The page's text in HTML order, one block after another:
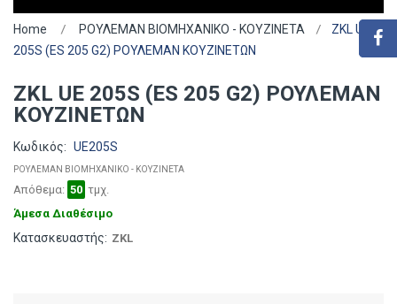
Home ΡΟΥΛΕΜΑΝ ΒΙΟΜΗΧΑΝΙΚΟ - ΚΟΥΖΙΝΕΤΑ
ZKL UE
205S (ES 205 G2) ΡΟΥΛΕΜΑΝ ΚΟΥΖΙΝΕΤΩΝ
ZKL UE 205S (ES 205 G2) ΡΟΥΛΕΜΑΝ
ΚΟΥΖΙΝΕΤΩΝ
Κωδικός: UE205S
ΡΟΥΛΕΜΑΝ ΒΙΟΜΗΧΑΝΙΚΟ - ΚΟΥΖΙΝΕΤΑ
Απόθεμα: 50 τμχ.
Άμεσα Διαθέσιμο
Κατασκευαστής: ZKL